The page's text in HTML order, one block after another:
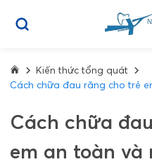
Kiến thức tổng quát
Cách chữa đau răng cho trẻ
Cách chữa
em an toàn và